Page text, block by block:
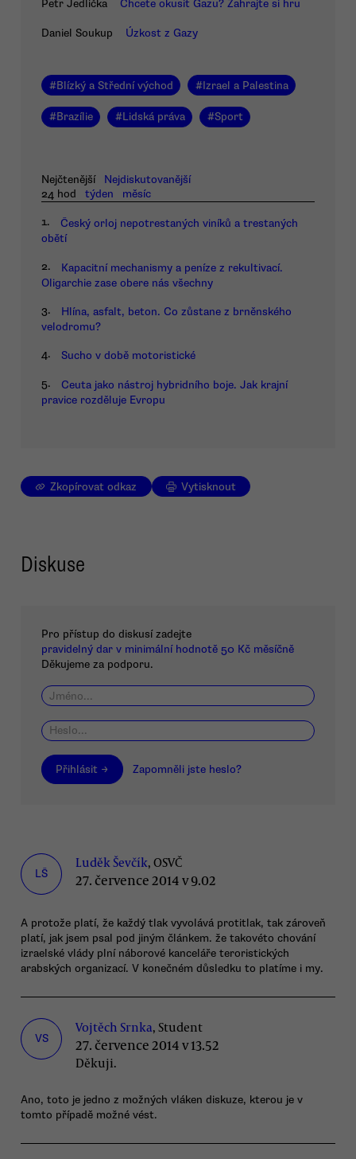
Petr Jedlička Chcete okusit Gazu? Zahrajte si hru
Daniel Soukup Úzkost z Gazy
#Blízký a Střední východ #Izrael a Palestina
#Brazílie #Lidská práva #Sport
Nejčtenější
Nejdiskutovanější
24 hod
týden měsíc
1.
Český orloj nepotrestaných viníků a trestaných
obětí
2.
Kapacitní mechanismy a peníze z rekultivací.
Oligarchie zase obere nás všechny
3.
Hlína, asfalt, beton. Co zůstane z brněnského
velodromu?
4. Sucho v době motoristické
5.
Ceuta jako nástroj hybridního boje. Jak krajní
pravice rozděluje Evropu
Zkopírovat odkaz Vytisknout
Diskuse
Pro přístup do diskusí zadejte
pravidelný dar v minimální hodnotě 50 Kč měsíčně
Děkujeme za podporu.
Přihlásit → Zapomněli jste heslo?
LŠ
Luděk Ševčík, OSVČ
27. července 2014 v 9.02
A protože platí, že každý tlak vyvolává protitlak, tak zároveň
platí, jak jsem psal pod jiným článkem. že takovéto chování
izraelské vlády plní náborové kanceláře teroristických
arabských organizací. V konečném důsledku to platíme i my.
VS
Vojtěch Srnka, Student
27. července 2014 v 13.52
Děkuji.
Ano, toto je jedno z možných vláken diskuze, kterou je v
tomto případě možné vést.